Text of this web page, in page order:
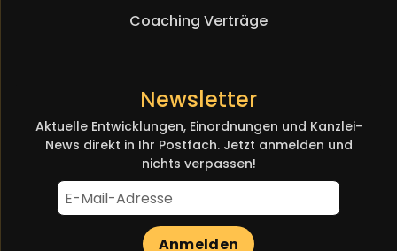
Coaching Verträge
Newsletter
Aktuelle Entwicklungen, Einordnungen und Kanzlei-
News direkt in Ihr Postfach. Jetzt anmelden und
nichts verpassen!
Anmelden